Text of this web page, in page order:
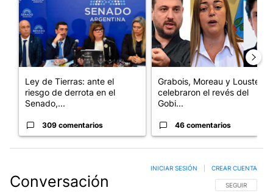
Ley de Tierras: ante el
riesgo de derrota en el
Senado,...
309 comentarios
Grabois, Moreau y Lousteau
celebraron el revés del
Gobi...
46 comentarios
Conversación SIGA ESTA
SEGUIR
INICIAR SESIÓN CREAR CUENTA